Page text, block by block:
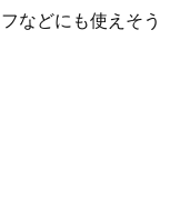
などにも使えそう